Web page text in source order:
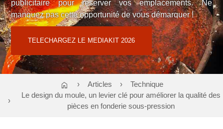
publicitaire pour réserver vos emplacements. Ne
manquez pas cette opportunité de vous démarquer !
Contact : Cloé TEODORI06 02 58 01 09ou
regiepubtnf@atf-asso.com
TELECHARGEZ LE MEDIAKIT 2026
home Articles
Technique
Le design du moule, un levier clé pour améliorer la qualité des
pièces en fonderie sous-pression